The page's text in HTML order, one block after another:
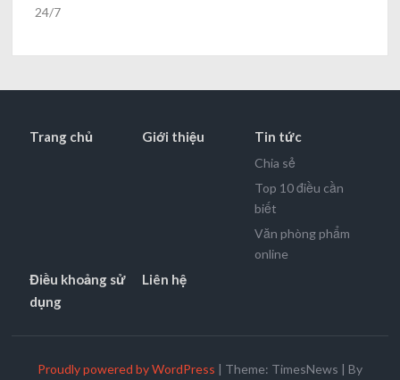
24/7
Trang chủ Giới thiệu Tin tức
Chia sẻ
Top 10 điều cần
biết
Văn phòng phẩm
online
Điều khoảng sử
dụng
Liên hệ
Proudly powered by WordPress | Theme: TimesNews | By